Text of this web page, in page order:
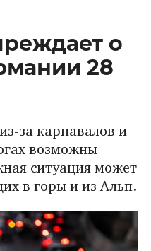
о
28
за карнавалов и
возможны
ситуация может
в горы и из Альп.